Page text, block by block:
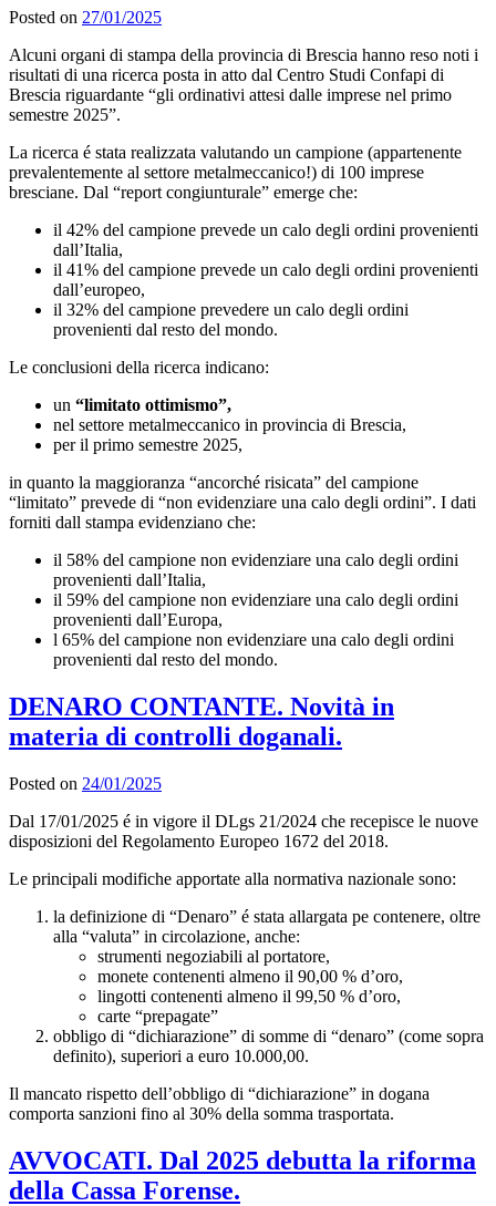
Posted on 27/01/2025
Alcuni organi di stampa della provincia di Brescia hanno reso noti i
risultati di una ricerca posta in atto dal Centro Studi Confapi di
Brescia riguardante “gli ordinativi attesi dalle imprese nel primo
semestre 2025”.
La ricerca é stata realizzata valutando un campione (appartenente
prevalentemente al settore metalmeccanico!) di 100 imprese
bresciane. Dal “report congiunturale” emerge che:
il 42% del campione prevede un calo degli ordini provenienti
dall’Italia,
il 41% del campione prevede un calo degli ordini provenienti
dall’europeo,
il 32% del campione prevedere un calo degli ordini
provenienti dal resto del mondo.
Le conclusioni della ricerca indicano:
un “limitato ottimismo”,
nel settore metalmeccanico in provincia di Brescia,
per il primo semestre 2025,
in quanto la maggioranza “ancorché risicata” del campione
“limitato” prevede di “non evidenziare una calo degli ordini”. I dati
forniti dall stampa evidenziano che:
il 58% del campione non evidenziare una calo degli ordini
provenienti dall’Italia,
il 59% del campione non evidenziare una calo degli ordini
provenienti dall’Europa,
l 65% del campione non evidenziare una calo degli ordini
provenienti dal resto del mondo.
DENARO CONTANTE. Novità in
materia di controlli doganali.
Posted on 24/01/2025
Dal 17/01/2025 é in vigore il DLgs 21/2024 che recepisce le nuove
disposizioni del Regolamento Europeo 1672 del 2018.
Le principali modifiche apportate alla normativa nazionale sono:
la definizione di “Denaro” é stata allargata pe contenere, oltre
alla “valuta” in circolazione, anche:
strumenti negoziabili al portatore,
monete contenenti almeno il 90,00 % d’oro,
lingotti contenenti almeno il 99,50 % d’oro,
carte “prepagate”
obbligo di “dichiarazione” di somme di “denaro” (come sopra
definito), superiori a euro 10.000,00.
Il mancato rispetto dell’obbligo di “dichiarazione” in dogana
comporta sanzioni fino al 30% della somma trasportata.
AVVOCATI. Dal 2025 debutta la riforma
della Cassa Forense.